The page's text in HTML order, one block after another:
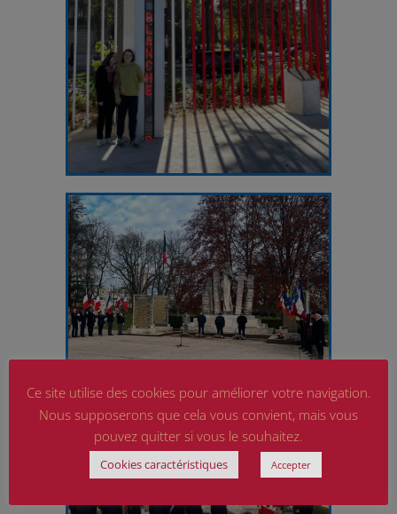
Ce site utilise des cookies pour améliorer votre navigation.
Nous supposerons que cela vous convient, mais vous
pouvez quitter si vous le souhaitez.
Cookies caractéristiques Accepter